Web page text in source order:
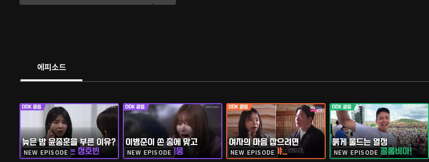
에피소드
NEW EPISODE NEW EPISODE NEW EPISODE NEW EPISODE